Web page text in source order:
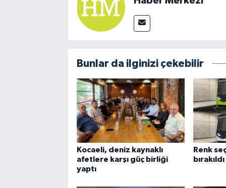
Bunlar da ilginizi çekebilir
Kocaeli, deniz kaynaklı
afetlere karşı güç birliği
yaptı
Renk
bırakıldı